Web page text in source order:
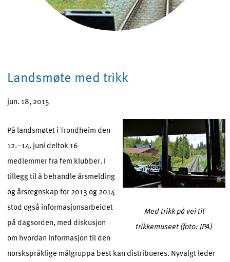
Landsmøte med trikk
jun. 18, 2015
Med trikk på vei til
trikkemuseet (foto: JPA)
På landsmøtet i Trondheim den
12.–14. juni deltok 16
medlemmer fra fem klubber. I
tillegg til å behandle årsmelding
og årsregnskap for 2013 og 2014
stod også informasjonsarbeidet
på dagsorden, med diskusjon
om hvordan informasjon til den
norskspråklige målgruppa best kan distribueres. Nyvalgt leder